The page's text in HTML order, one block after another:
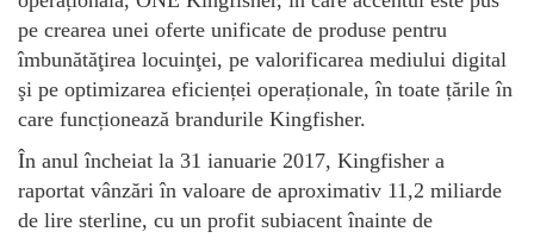
pe crearea unei oferte unificate de produse pentru
îmbunătăţirea locuinţei, pe valorificarea mediului digital
şi pe optimizarea eficienței operaționale, în toate țările în
care funcționează brandurile Kingfisher.
În anul încheiat la 31 ianuarie 2017, Kingfisher a
raportat vânzări în valoare de aproximativ 11,2 miliarde
de lire sterline, cu un profit subiacent înainte de